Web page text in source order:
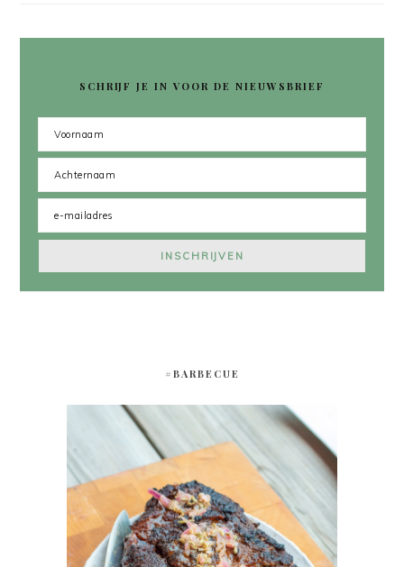
SCHRIJF JE IN VOOR DE NIEUWSBRIEF
#BARBECUE